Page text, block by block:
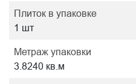
Плиток в упаковке
1 шт
Метраж упаковки
3.8240 кв.м